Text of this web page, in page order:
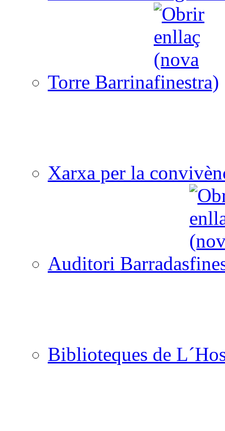
Torre Barrina
Xarxa per la
Auditori Barradas
Biblioteques de